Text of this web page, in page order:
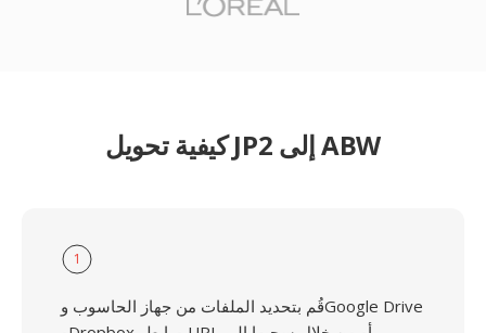
كيفية تحويل JP2 إلى ABW
1
قُم بتحديد الملفات من جهاز الحاسوب وGoogle Drive